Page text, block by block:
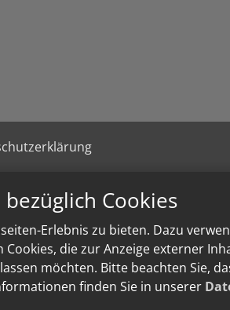
Cookies
Erlebnis zu bieten. Dazu
die zur Anzeige externer
möchten. Bitte beachten Sie,
finden Sie in unserer